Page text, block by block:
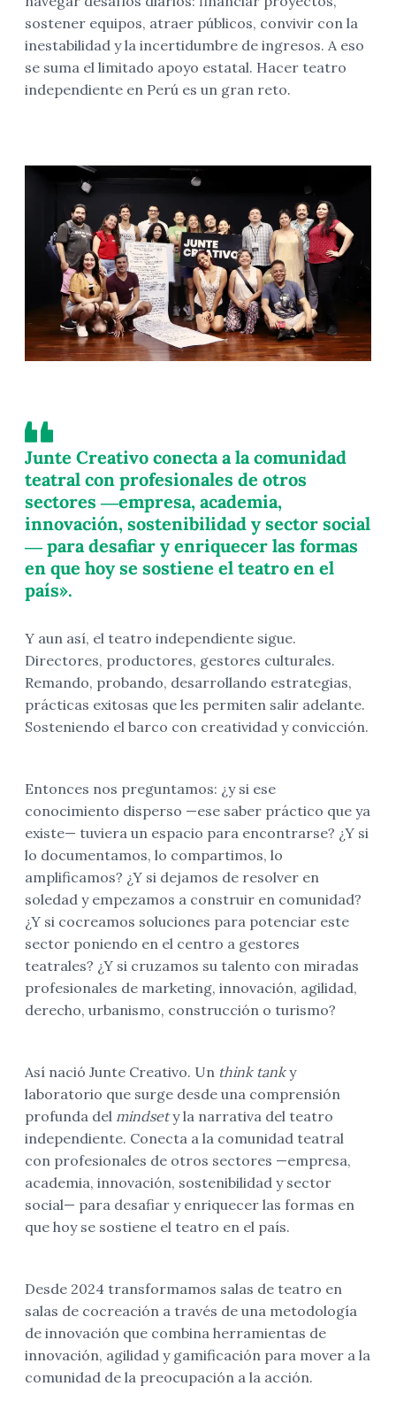
sostener equipos, atraer públicos, convivir con la
inestabilidad y la incertidumbre de ingresos. A eso
se suma el limitado apoyo estatal. Hacer teatro
independiente en Perú es un gran reto.
Junte Creativo conecta a la comunidad
teatral con profesionales de otros
sectores —empresa, academia,
innovación, sostenibilidad y sector social
— para desafiar y enriquecer las formas
en que hoy se sostiene el teatro en el
país».
Y aun así, el teatro independiente sigue.
Directores, productores, gestores culturales.
Remando, probando, desarrollando estrategias,
prácticas exitosas que les permiten salir adelante.
Sosteniendo el barco con creatividad y convicción.
Entonces nos preguntamos: ¿y si ese
conocimiento disperso —ese saber práctico que ya
existe— tuviera un espacio para encontrarse? ¿Y si
lo documentamos, lo compartimos, lo
amplificamos? ¿Y si dejamos de resolver en
soledad y empezamos a construir en comunidad?
¿Y si cocreamos soluciones para potenciar este
sector poniendo en el centro a gestores
teatrales? ¿Y si cruzamos su talento con miradas
profesionales de marketing, innovación, agilidad,
derecho, urbanismo, construcción o turismo?
Así nació Junte Creativo. Un think tanky
laboratorio que surge desde una comprensión
profunda del mindsety la narrativa del teatro
independiente. Conecta a la comunidad teatral
con profesionales de otros sectores —empresa,
academia, innovación, sostenibilidad y sector
social— para desafiar y enriquecer las formas en
que hoy se sostiene el teatro en el país.
Desde 2024 transformamos salas de teatro en
salas de cocreación a través de una metodología
de innovación que combina herramientas de
innovación, agilidad y gamificación para mover a la
comunidad de la preocupación a la acción.